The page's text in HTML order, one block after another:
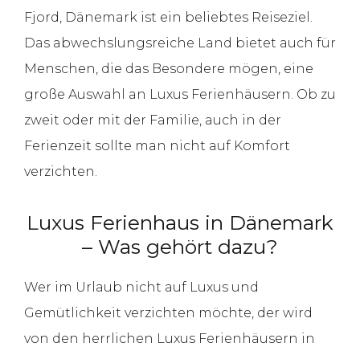
Fjord, Dänemark ist ein beliebtes Reiseziel.
Das abwechslungsreiche Land bietet auch für
Menschen, die das Besondere mögen, eine
große Auswahl an Luxus Ferienhäusern. Ob zu
zweit oder mit der Familie, auch in der
Ferienzeit sollte man nicht auf Komfort
verzichten.
Luxus Ferienhaus in Dänemark
– Was gehört dazu?
Wer im Urlaub nicht auf Luxus und
Gemütlichkeit verzichten möchte, der wird
von den herrlichen Luxus Ferienhäusern in